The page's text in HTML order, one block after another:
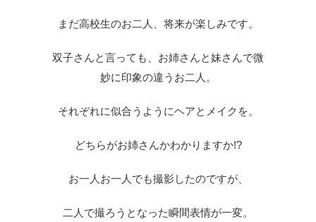
まだ高校生のお二人、将来が楽しみです。
双子さんと言っても、お姉さんと妹さんで微
妙に印象の違うお二人。
それぞれに似合うようにヘアとメイクを。
どちらがお姉さんかわかりますか!?
お一人お一人でも撮影したのですが、
二人で撮ろうとなった瞬間表情が一変。